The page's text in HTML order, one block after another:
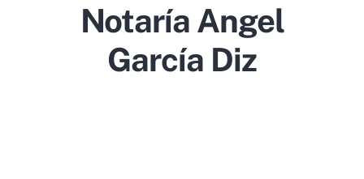
Notaría Angel
García Diz